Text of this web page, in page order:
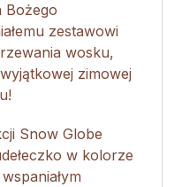
Bożego
zestawowi
wosku,
zimowej
Snow Globe
w kolorze